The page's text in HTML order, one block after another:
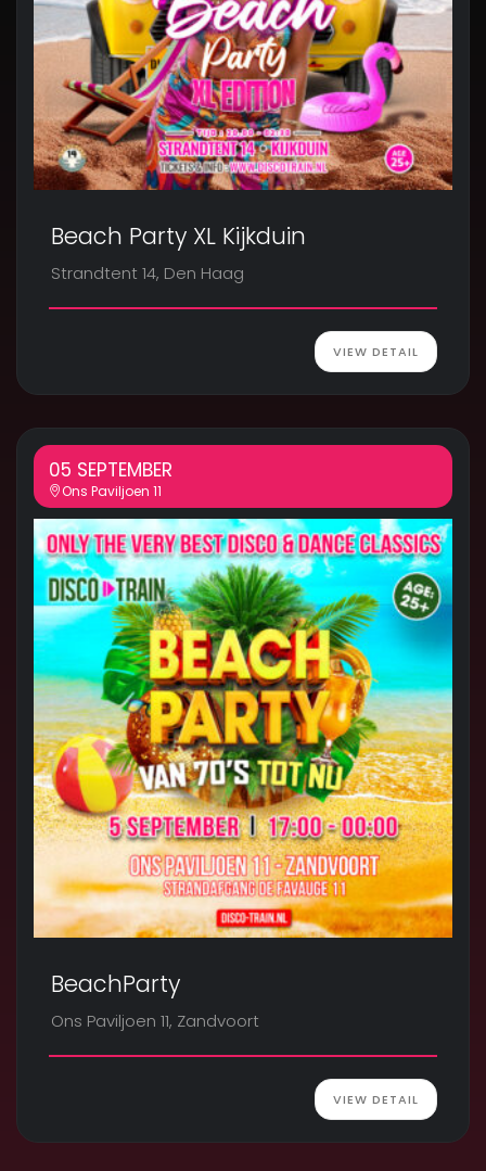
Beach Party XL Kijkduin
Strandtent 14, Den Haag
VIEW DETAIL
05 SEPTEMBER
Ons Paviljoen 11
BeachParty
Ons Paviljoen 11, Zandvoort
VIEW DETAIL